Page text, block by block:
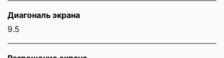
Диагональ экрана
9.5